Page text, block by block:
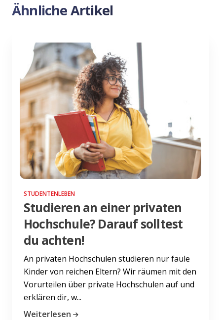
Ähnliche Artikel
STUDENTENLEBEN
Studieren an einer privaten
Hochschule? Darauf solltest
du achten!
An privaten Hochschulen studieren nur faule
Kinder von reichen Eltern? Wir räumen mit den
Vorurteilen über private Hochschulen auf und
erklären dir, w...
Weiterlesen